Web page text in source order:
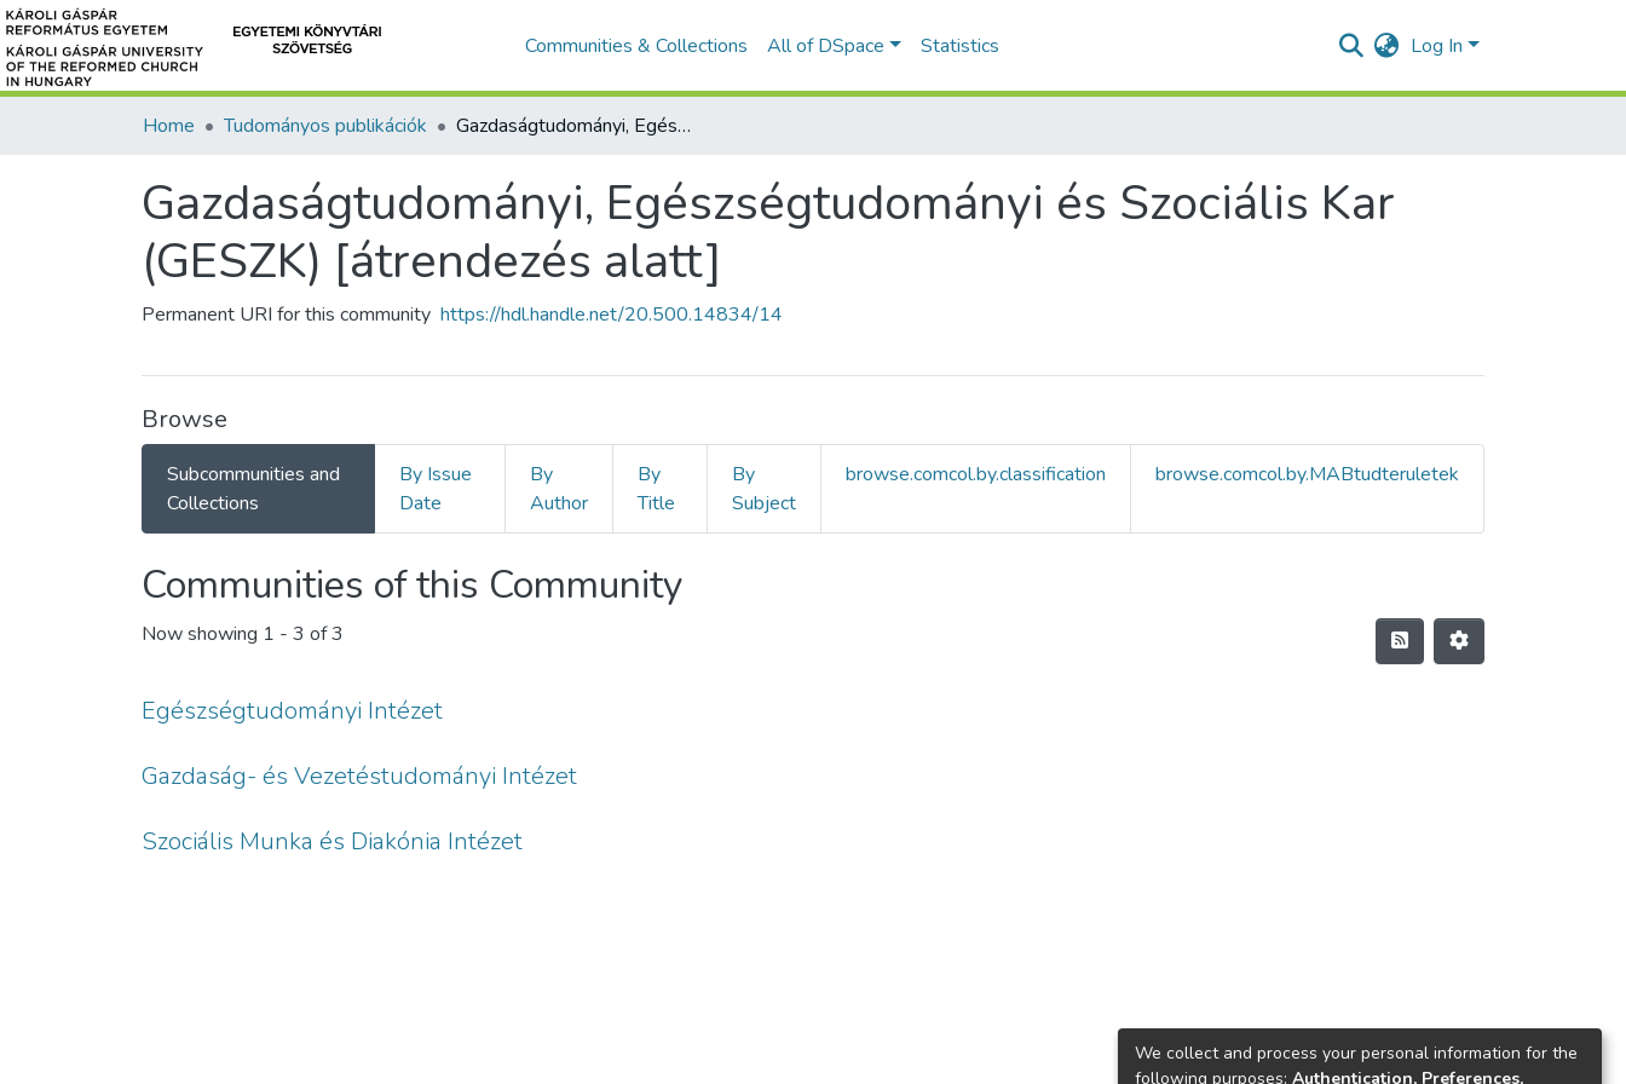
Communities & Collections All of DSpace Statistics Log In
Home Tudományos publikációk Gazdaságtudományi, Egészségtudományi és Szociális Kar (GESZK) [átrendezés alatt]
Gazdaságtudományi, Egészségtudományi és Szociális Kar
(GESZK) [átrendezés alatt]
Permanent URI for this community https://hdl.handle.net/20.500.14834/14
Browse
Subcommunities and
Collections
By Issue
Date
By
Author
By
Title
By
Subject
browse.comcol.by.classification browse.comcol.by.MABtudteruletek
Communities of this Community
Now showing 1 - 3 of 3
Egészségtudományi Intézet
Gazdaság- és Vezetéstudományi Intézet
Szociális Munka és Diakónia Intézet
We collect and process your personal information for the
following purposes: Authentication, Preferences,